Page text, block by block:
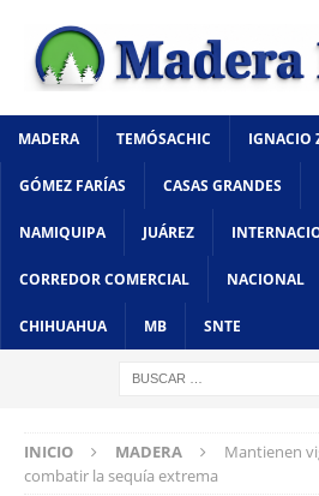
MADERA TEMÓSACHIC IGNACIO
GÓMEZ FARÍAS CASAS GRANDES
NAMIQUIPA JUÁREZ
CORREDOR COMERCIAL NACIONAL
CHIHUAHUA MB SNTE
INICIO MADERA
Mantienen
combatir la sequía extrema